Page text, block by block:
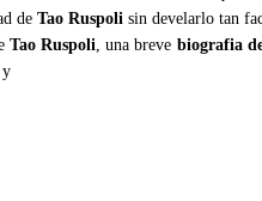
de Tao Ruspoli sin develarlo tan
Tao Ruspoli, una breve biografia
y